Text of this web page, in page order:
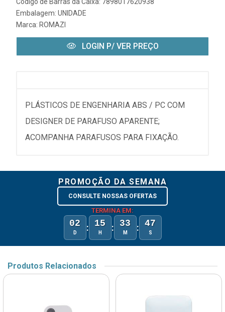
Embalagem: UNIDADE
Marca: ROMAZI
LOGIN P/ VER PREÇO
PLÁSTICOS DE ENGENHARIA ABS / PC COM
DESIGNER DE PARAFUSO APARENTE;
ACOMPANHA PARAFUSOS PARA FIXAÇÃO.
PROMOÇÃO DA SEMANA
CONSULTE NOSSAS OFERTAS
TERMINA EM:
02
D : 15
H : 33
M : 47
S
Produtos Relacionados